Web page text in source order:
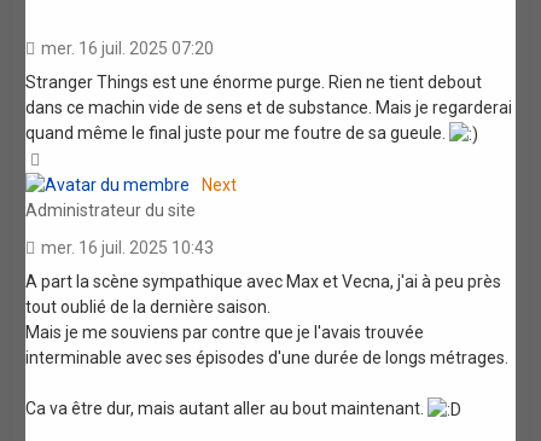
mer. 16 juil. 2025 07:20
Stranger Things est une énorme purge. Rien ne tient debout
dans ce machin vide de sens et de substance. Mais je regarderai
quand même le final juste pour me foutre de sa gueule.
Next
Administrateur du site
mer. 16 juil. 2025 10:43
A part la scène sympathique avec Max et Vecna, j'ai à peu près
tout oublié de la dernière saison.
Mais je me souviens par contre que je l'avais trouvée
interminable avec ses épisodes d'une durée de longs métrages.
Ca va être dur, mais autant aller au bout maintenant.